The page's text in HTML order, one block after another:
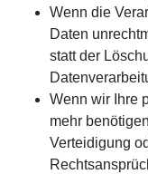
Wenn die
Daten
statt der
Wenn wir Ihre
mehr
Verteidigung